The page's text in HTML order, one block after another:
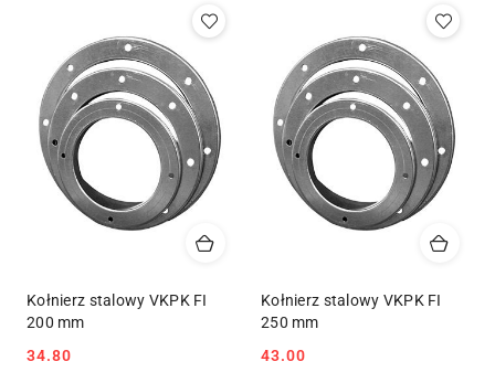
Kołnierz stalowy VKPK FI
200 mm
34.80
Kołnierz stalowy VKPK FI
250 mm
43.00